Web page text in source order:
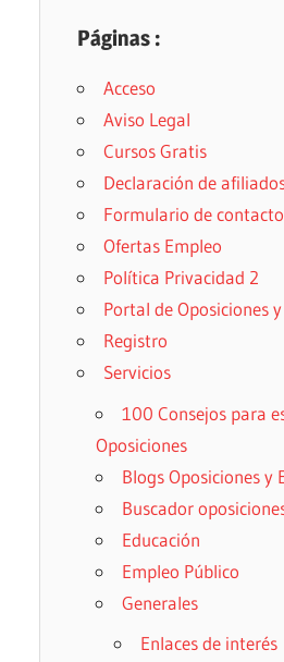
Páginas :
Acceso
Aviso Legal
Cursos Gratis
Declaración de
Formulario de contacto
Ofertas Empleo
Política Privacidad 2
Portal de Oposiciones
Registro
Servicios
100 Consejos para
Oposiciones
Blogs Oposiciones y
Buscador
Educación
Empleo Público
Generales
Enlaces de interés